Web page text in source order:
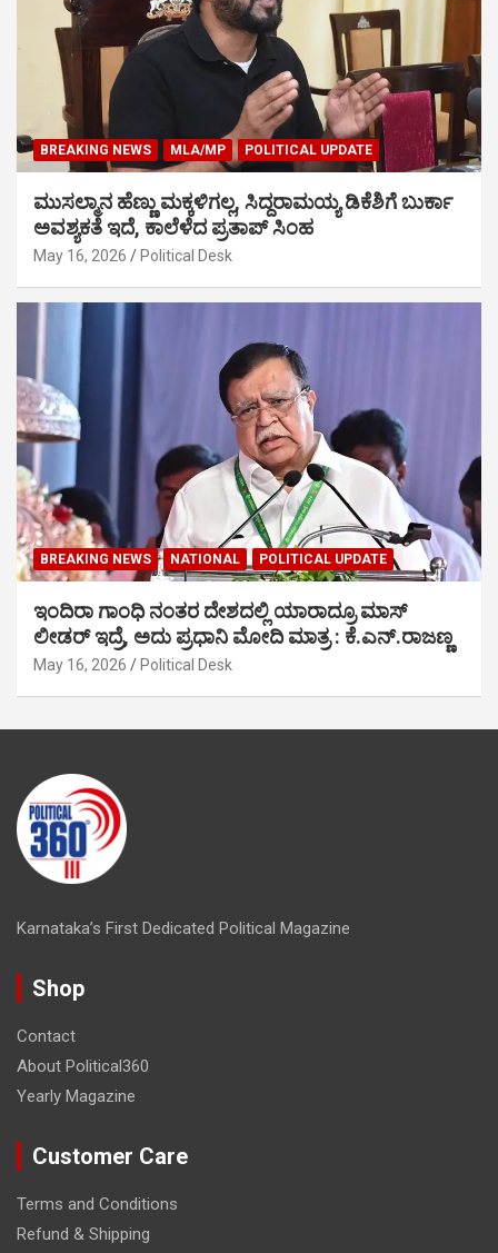
BREAKING NEWS MLA/MP POLITICAL UPDATE
ಮುಸಲ್ಮಾನ ಹೆಣ್ಣು ಮಕ್ಕಳಿಗಲ್ಲ, ಸಿದ್ದರಾಮಯ್ಯ ಡಿಕೆಶಿಗೆ ಬುರ್ಕಾ
ಅವಶ್ಯಕತೆ ಇದೆ, ಕಾಲೆಳೆದ ಪ್ರತಾಪ್ ಸಿಂಹ
May 16, 2026 Political Desk
BREAKING NEWS NATIONAL POLITICAL UPDATE
ಇಂದಿರಾ ಗಾಂಧಿ ನಂತರ ದೇಶದಲ್ಲಿ ಯಾರಾದ್ರೂ ಮಾಸ್
ಲೀಡರ್ ಇದ್ರೆ, ಅದು ಪ್ರಧಾನಿ ಮೋದಿ ಮಾತ್ರ : ಕೆ.ಎನ್.ರಾಜಣ್ಣ
May 16, 2026 Political Desk
Karnataka’s First Dedicated Political Magazine
Shop
Contact
About Political360
Yearly Magazine
Customer Care
Terms and Conditions
Refund & Shipping